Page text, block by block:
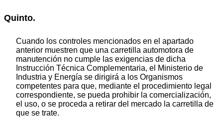
Quinto.
Cuando los controles mencionados en el apartado
anterior muestren que una carretilla automotora de
manutención no cumple las exigencias de dicha
Instrucción Técnica Complementaria, el Ministerio de
Industria y Energía se dirigirá a los Organismos
competentes para que, mediante el procedimiento legal
correspondiente, se pueda prohibir la comercialización,
el uso, o se proceda a retirar del mercado la carretilla de
que se trate.